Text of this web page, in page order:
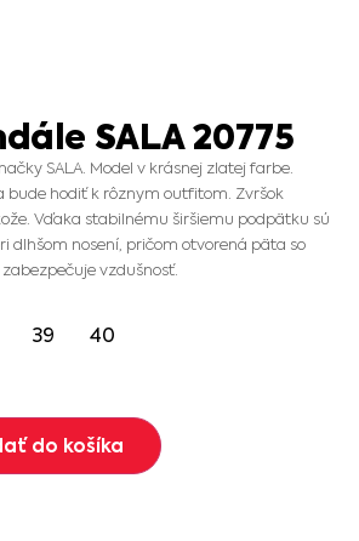
SALA 20775
SALA. Model v krásnej zlatej farbe.
bude hodiť k rôznym outfitom. Zvršok
Vďaka stabilnému širšiemu podpätku sú
dlhšom nosení, pričom otvorená päta so
vzdušnosť.
39 40
do košíka